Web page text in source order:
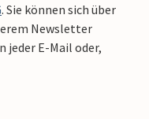
. Sie können sich über
Newsletter
jeder E-Mail oder,